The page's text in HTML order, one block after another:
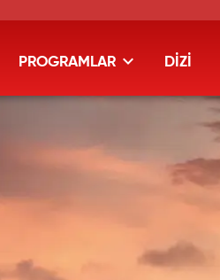
PROGRAMLAR DİZİ